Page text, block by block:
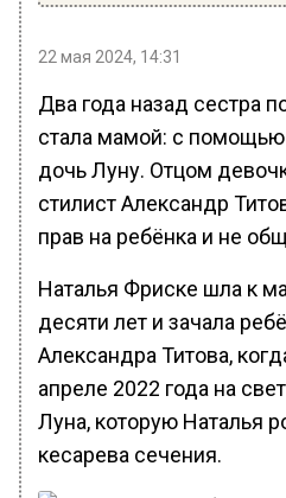
22 мая 2024, 14:31
Два года назад сестра
стала мамой: с
дочь Луну. Отцом
стилист Александр
прав на ребёнка и не
Наталья Фриске шла к
десяти лет и зачала
Александра Титова,
апреле 2022 года на
Луна, которую Наталья
кесарева сечения.